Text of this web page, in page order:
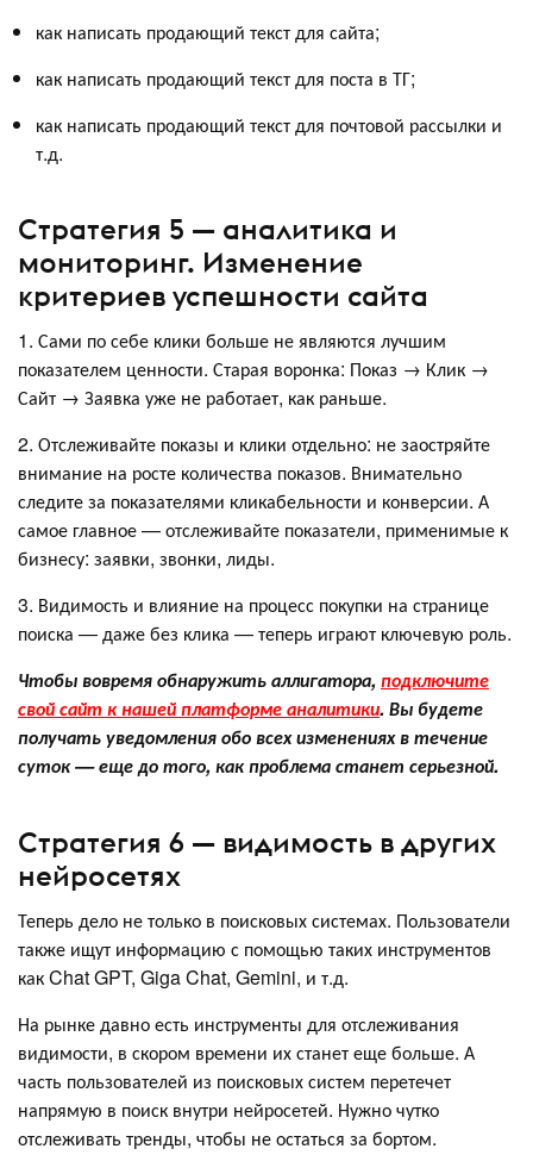
как написать продающий текст для сайта;
как написать продающий текст для поста в ТГ;
как написать продающий текст для почтовой рассылки и
т.д.
Стратегия 5 — аналитика и
мониторинг. Изменение
критериев успешности сайта
1. Сами по себе клики больше не являются лучшим
показателем ценности. Старая воронка: Показ → Клик →
Сайт → Заявка уже не работает, как раньше.
2. Отслеживайте показы и клики отдельно: не заостряйте
внимание на росте количества показов. Внимательно
следите за показателями кликабельности и конверсии. А
самое главное — отслеживайте показатели, применимые к
бизнесу: заявки, звонки, лиды.
3. Видимость и влияние на процесс покупки на странице
поиска — даже без клика — теперь играют ключевую роль.
Чтобы вовремя обнаружить аллигатора,подключите
свой сайт к нашей платформе аналитики. Вы будете
получать уведомления обо всех изменениях в течение
суток — еще до того, как проблема станет серьезной.
Стратегия 6 — видимость в других
нейросетях
Теперь дело не только в поисковых системах. Пользователи
также ищут информацию с помощью таких инструментов
как Chat GPT, Giga Chat, Gemini, и т.д.
На рынке давно есть инструменты для отслеживания
видимости, в скором времени их станет еще больше. А
часть пользователей из поисковых систем перетечет
напрямую в поиск внутри нейросетей. Нужно чутко
отслеживать тренды, чтобы не остаться за бортом.